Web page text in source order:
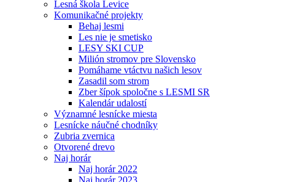
Lesná škola Levice
Komunikačné projekty
Behaj lesmi
Les nie je smetisko
LESY SKI CUP
Milión stromov pre Slovensko
Pomáhame vtáctvu našich lesov
Zasadil som strom
Zber šípok spoločne s LESMI SR
Kalendár udalostí
Významné lesnícke miesta
Lesnícke náučné chodníky
Zubria zvernica
Otvorené drevo
Naj horár
Naj horár 2022
Naj horár 2023